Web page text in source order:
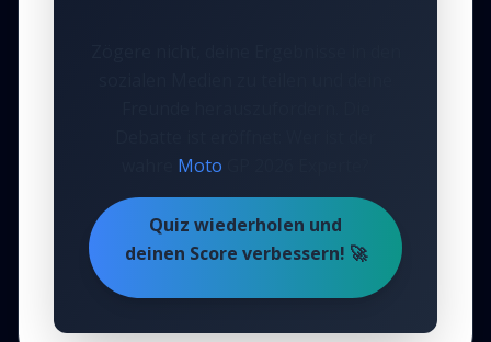
Moto
Quiz wiederholen und
deinen Score verbessern! 🚀